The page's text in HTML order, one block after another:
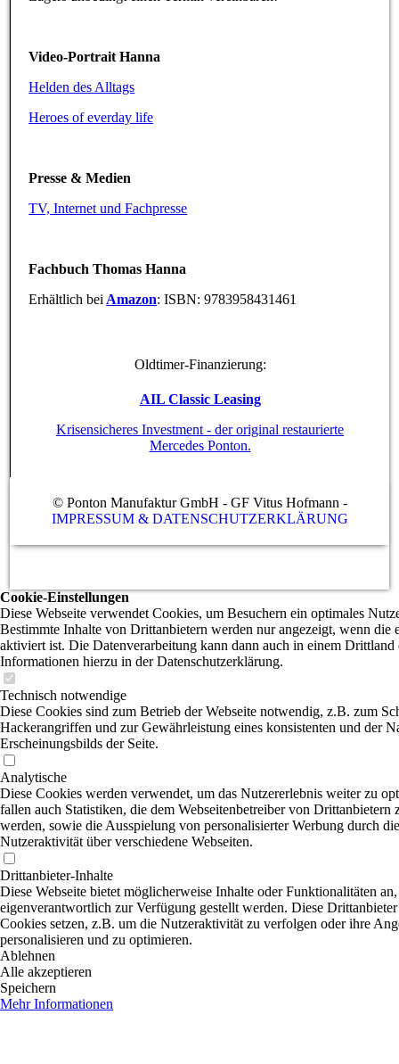
Video-Portrait Hanna
Helden des Alltags
Heroes of everday life
Presse & Medien
TV, Internet und Fachpresse
Fachbuch Thomas Hanna
Erhältlich bei Amazon: ISBN: 9783958431461
Oldtimer-Finanzierung:
AIL Classic Leasing
Krisensicheres Investment - der original restaurierte
Mercedes Ponton.
© Ponton Manufaktur GmbH - GF Vitus Hofmann -
IMPRESSUM & DATENSCHUTZERKLÄRUNG
Cookie-Einstellungen
Diese Webseite verwendet Cookies, um Besuchern ein optimales
Bestimmte Inhalte von Drittanbietern werden nur angezeigt, wenn die
aktiviert ist. Die Datenverarbeitung kann dann auch in einem Drittland
Informationen hierzu in der Datenschutzerklärung.
Technisch notwendige
Diese Cookies sind zum Betrieb der Webseite notwendig, z.B. zum
Hackerangriffen und zur Gewährleistung eines konsistenten und der
Erscheinungsbilds der Seite.
Analytische
Diese Cookies werden verwendet, um das Nutzererlebnis weiter zu
fallen auch Statistiken, die dem Webseitenbetreiber von Drittanbietern
werden, sowie die Ausspielung von personalisierter Werbung durch
Nutzeraktivität über verschiedene Webseiten.
Drittanbieter-Inhalte
Diese Webseite bietet möglicherweise Inhalte oder Funktionalitäten
eigenverantwortlich zur Verfügung gestellt werden. Diese
Cookies setzen, z.B. um die Nutzeraktivität zu verfolgen oder ihre
personalisieren und zu optimieren.
Ablehnen
Alle akzeptieren
Speichern
Mehr Informationen